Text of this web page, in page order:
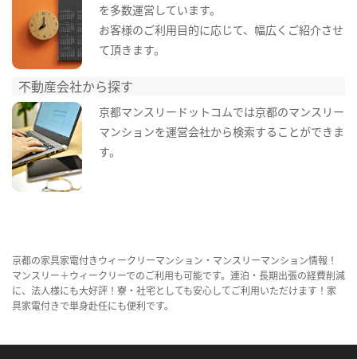
を多数運営しています。
お客様のご利用目的に応じて、幅広くご紹介させ
て頂きます。
不動産会社から探す
京都マンスリードットコムでは京都のマンスリー
マンションを運営会社から検索することができま
す。
京都の家具家電付きウィークリーマンション・マンスリーマンション情報！
マンスリー＋ウィークリーでのご利用も可能です。連泊・長期出張の経費削減
に、法人様にも大好評！寮・社宅としても安心してご利用いただけます！家
具家電付きで単身赴任にも便利です。